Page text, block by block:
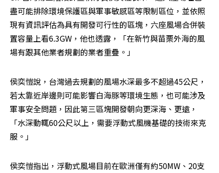
盡可能排除環境保護區與軍事敏感區等限制區位，並依照
現有資訊評估為具有開發可行性的區塊，六座風場合併裝
置容量上看6.3GW，他也透露，「在新竹與苗栗外海的風
場有跟其他業者規劃的業者重疊。」
侯奕愷說，台灣過去規劃的風場水深最多不超過45公尺，
若太靠近岸邊則可能影響白海豚等環境生態，也可能涉及
軍事安全問題，因此第三區塊開發朝向更深海、更遠，
「水深動輒60公尺以上，需要浮動式風機基礎的技術來克
服。」
侯奕愷指出，浮動式風場目前在歐洲僅有約50MW、20支